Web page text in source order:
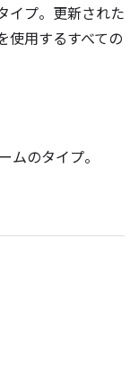
イプ。更新された
使用するすべての
ムのタイプ。